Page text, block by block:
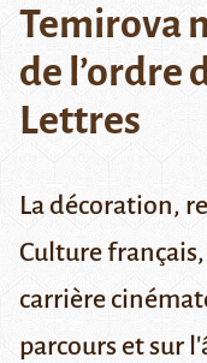
Temirova
de l’ordre
Lettres
La décoration,
Culture
carrière
parcours et sur